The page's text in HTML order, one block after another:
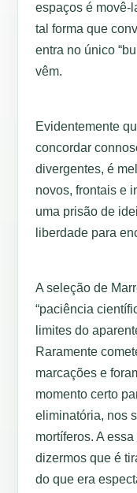
espaços é movê-
tal forma que
entra no único
vêm.
Evidentemente
concordar
divergentes, é
novos, frontais e
uma prisão de
liberdade para
A seleção de
“paciência
limites do
Raramente
marcações e
momento certo
eliminatória, nos
mortíferos. A
dizermos que é
do que era